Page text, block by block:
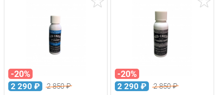
-20%
2 290 ₽ 2 850₽
-20%
2 290 ₽ 2 850₽